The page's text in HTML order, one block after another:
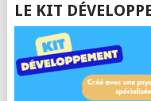
LE KIT